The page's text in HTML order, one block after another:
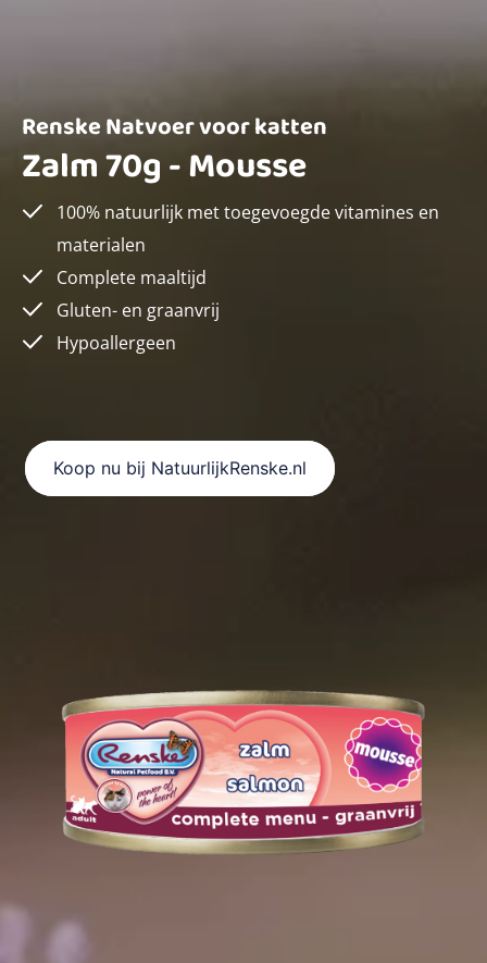
Renske Natvoer voor katten
Zalm 70g - Mousse
100% natuurlijk met toegevoegde vitamines en
materialen
Complete maaltijd
Gluten- en graanvrij
Hypoallergeen
Koop nu bij NatuurlijkRenske.nl